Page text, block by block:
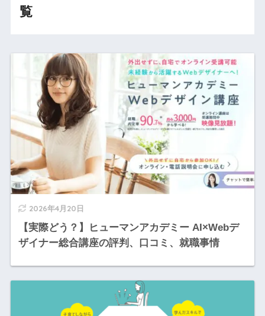
覧
2026年4月20日
【実際どう？】ヒューマンアカデミー AI×Webデ
ザイナー総合講座の評判、口コミ、就職事情